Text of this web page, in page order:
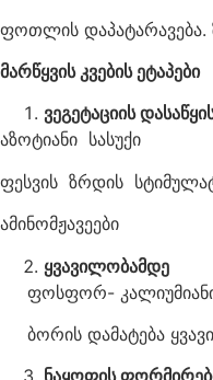
ფოთლის დაპატარავება.
მარწყვის კვების ეტაპები
ვეგეტაციის
აზოტიანი სასუქი
ფესვის ზრდის
ამინომჟავეები
ყვავილობამდე
ფოსფორ-
ბორის დამატება